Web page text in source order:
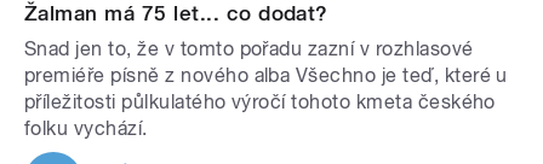
Žalman má 75 let... co dodat?
Snad jen to, že v tomto pořadu zazní v rozhlasové
premiéře písně z nového alba Všechno je teď, které u
příležitosti půlkulatého výročí tohoto kmeta českého
folku vychází.